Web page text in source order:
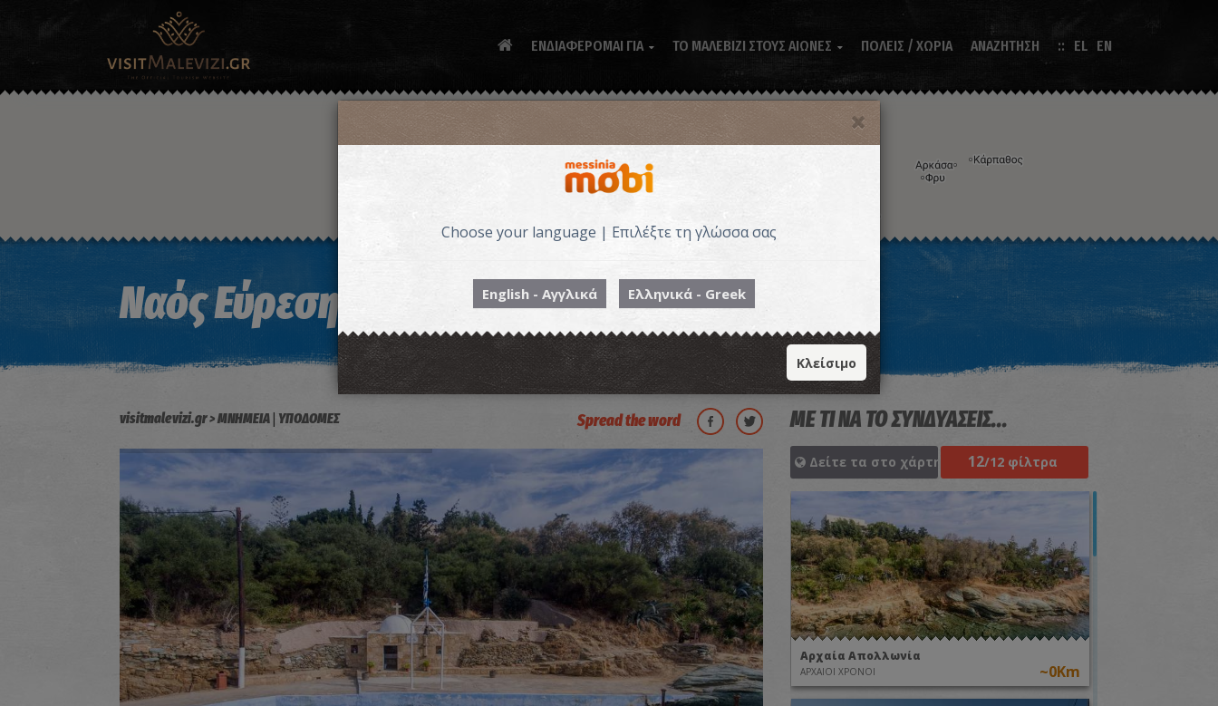
ΕΝΔΙΑΦΕΡΟΜΑΙ ΓΙΑ  ΤΟ ΜΑΛΕΒΙΖΙ ΣΤΟΥΣ ΑΙΩΝΕΣ  ΠΟΛΕΙΣ / ΧΩΡΙΑ ΑΝΑΖΗΤΗΣΗ EL EN
Η εικόνα ενδέχεται να υπόκειται σε πνευματικά δικαιώματα
Ναός Εύρεσης
visitmalevizi.gr ΜΝΗΜΕΙΑ| ΥΠΟΔΟΜΕΣ Spread the word ΜΕ ΤΙ ΝΑ ΤΟ ΣΥΝΔΥΑΣΕΙΣ...
Δείτε τα στο χάρτη 12/12 φίλτρα
Αρχαία Απολλωνία
ΑΡΧΑΙΟΙ ΧΡΟΝΟΙ ~0Km
Choose your language | Επιλέξτε τη γλώσσα σας
English - Αγγλικά Ελληνικά - Greek
Κλείσιμο